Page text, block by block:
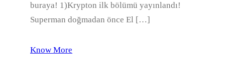
buraya! 1)Krypton ilk bölümü yayınlandı!
Superman doğmadan önce El […]
Know More